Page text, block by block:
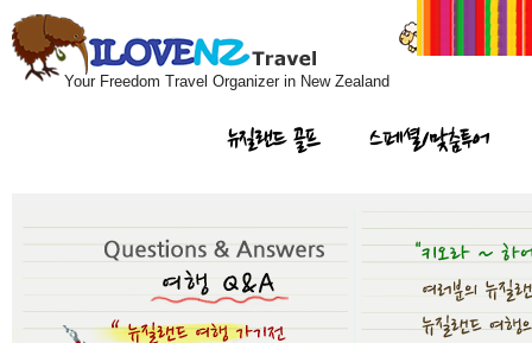
Your Freedom Travel Organizer in New Zealand
뉴질랜드 골프 스페셜/맞춤투어